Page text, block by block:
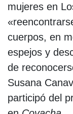
mujeres en
cuerpos, en
espejos y
de
Susana
participó del